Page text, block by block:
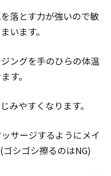
落とす力が強いので敏
います。
ングを手のひらの体温
す。
みやすくなります。
サージするようにメイ
シゴシ擦るのはNG)